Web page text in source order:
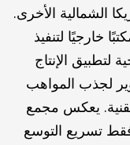
الشمالية الأخرى.
54 شركة ومكتبًا خارجيًا لتنفيذ
قاعدة إنتاجية لتطبيق الإنتاج
لجذب المواهب
يعكس مجمع
تسريع التوسع